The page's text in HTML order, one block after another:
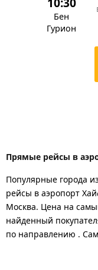
Бен
Гурион
Прямые рейсы в
Популярные города
рейсы в аэропорт
Москва. Цена на
найденный
по направлению .